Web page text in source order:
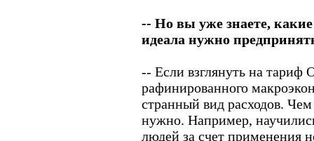
-- Но вы уже знаете,
идеала нужно
-- Если взглянуть на тариф
рафинированного
странный вид расходов.
нужно. Например,
людей за счет применения